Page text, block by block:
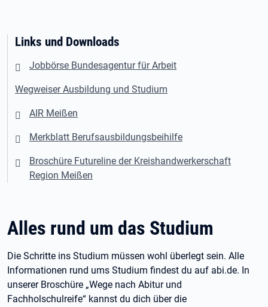
Links und Downloads
Jobbörse Bundesagentur für Arbeit
Wegweiser Ausbildung und Studium
AIR Meißen
Merkblatt Berufsausbildungsbeihilfe
Broschüre Futureline der Kreishandwerkerschaft
Region Meißen
Alles rund um das Studium
Die Schritte ins Studium müssen wohl überlegt sein. Alle
Informationen rund ums Studium findest du auf abi.de. In
unserer Broschüre „Wege nach Abitur und
Fachholschulreife“ kannst du dich über die